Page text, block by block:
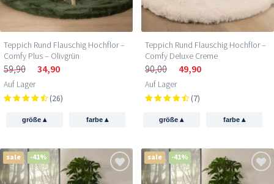
Teppich Rund Flauschig Hochflor –
Comfy Plus – Olivgrün
59,90 34,90
Auf Lager
(26)
größe▴ farbe ▴
Teppich Rund Flauschig Hochflor –
Comfy Deluxe Creme
90,00 49,90
Auf Lager
(7)
größe▴ farbe ▴
sale -41% sale -41%